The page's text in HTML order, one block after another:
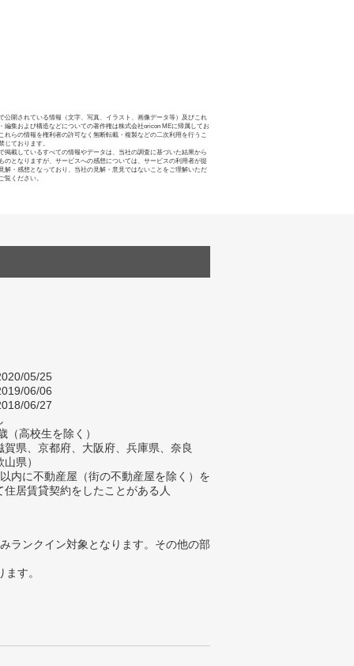
公開されている情報（文字、写真、イラスト、画像データ等）及びこれ
編集および構造などについての著作権は株式会社oricon MEに帰属してお
れらの情報を権利者の許可なく無断転載・複製などの二次利用を行うこ
じております。
掲載しているすべての情報やデータは、当社の調査に基づいた結果から
のとなりますが、サービスへの感想については、サービスの利用者が提
解・感想となっており、当社の見解・意見ではないことをご理解いただ
覧ください。
05/25
06/06
06/27
（高校生を除く）
賀県、京都府、大阪府、兵庫県、奈良
県）
内に不動産屋（街の不動産屋を除く）を
住居賃貸契約をしたことがある人
ランクイン対象となります。その他の部
す。